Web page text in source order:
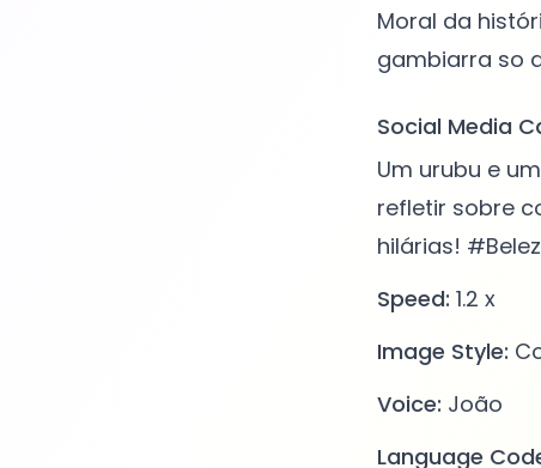
Moral da
Social Media
Um urubu e
refletir sobre
hilárias!
Speed: 1.2 x
Image Style:
Voice: João
Language